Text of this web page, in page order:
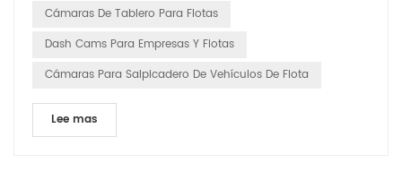
Cámaras De Tablero Para Flotas
Dash Cams Para Empresas Y Flotas
Cámaras Para Salpicadero De Vehículos De Flota
Lee mas